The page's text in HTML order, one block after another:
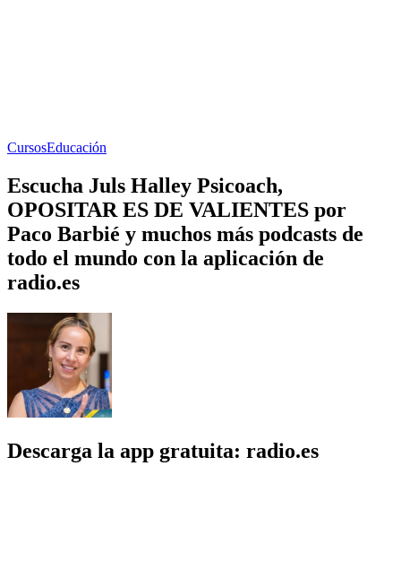
CursosEducación
Escucha Juls Halley Psicoach,
OPOSITAR ES DE VALIENTES por
Paco Barbié y muchos más podcasts de
todo el mundo con la aplicación de
radio.es
Descarga la app gratuita: radio.es